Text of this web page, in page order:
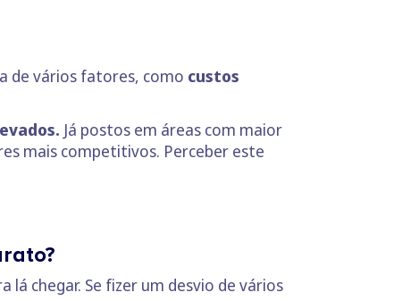
de vários fatores, como custos
Já postos em áreas com maior
mais competitivos. Perceber este
lá chegar. Se fizer um desvio de vários